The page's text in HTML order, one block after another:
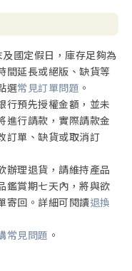
國定假日，庫存足夠為
間延長或絕版、缺貨等
選常見訂單問題 。
行預先授權金額，並未
進行請款，實際請款金
訂單、缺貨或取消訂
辦理退貨，請維持產品
鑑賞期七天內，將與欲
寄回。詳細可閱讀退換
常見問題 。